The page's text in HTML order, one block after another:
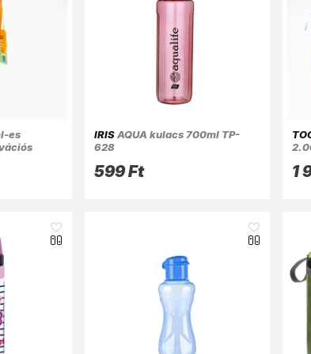
es
IRISAQUA kulacs 700ml TP-
628
599 Ft 1